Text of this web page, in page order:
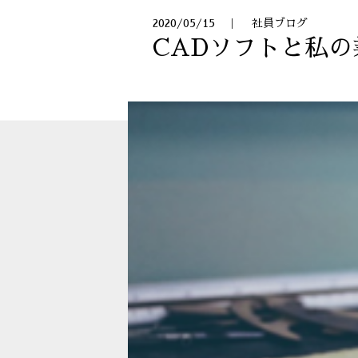
2020/05/15 ｜ 社員ブログ
CADソフトと私の